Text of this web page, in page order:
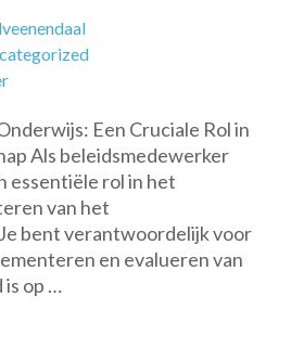
op
Cruciale
Rol
van
de
Beleidsmedewerker
Onderwijs
in
Een Cruciale Rol in
Als beleidsmedewerker
essentiële rol in het
van het
bent verantwoordelijk voor
en evalueren van
is op …